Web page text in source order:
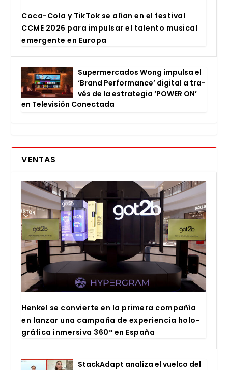
Coca-Cola y Tik­Tok se alían en el fes­ti­val
CCME 2026 para impul­sar el talen­to musi­cal
emer­gen­te en Euro­pa
Super­mer­ca­dos Wong impul­sa el
‘Brand Per­for­man­ce’ digi­tal a tra­
vés de la estra­te­gia ‘POWER ON’
en Tele­vi­sión Conec­ta­da
VENTAS
Hen­kel se con­vier­te en la pri­me­ra com­pa­ñía
en lan­zar una cam­pa­ña de expe­rien­cia holo­
grá­fi­ca inmer­si­va 360º en Espa­ña
Stac­kA­dapt ana­li­za el vuel­co del